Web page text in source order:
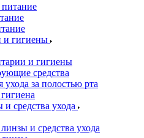
и гигиены
и гигиены
средства
ухода за полостью рта
средства ухода
и средства ухода